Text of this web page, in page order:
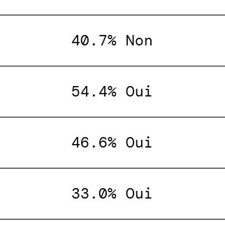
40.7% Non
54.4% Oui
46.6% Oui
33.0% Oui